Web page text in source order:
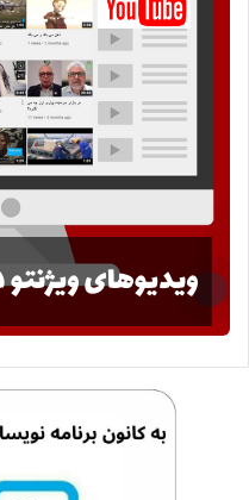
Economist_ideas
ایده های اقتصاددانان